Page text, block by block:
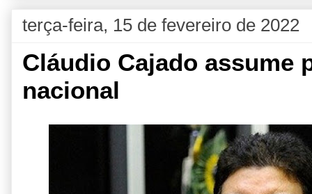
terça-feira, 15 de fevereiro de 2022
Cláudio Cajado assume
nacional